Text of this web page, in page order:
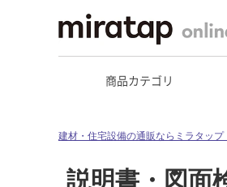
商品カテゴリ
建材・住宅設備の通販ならミラタップ
説明書・図面